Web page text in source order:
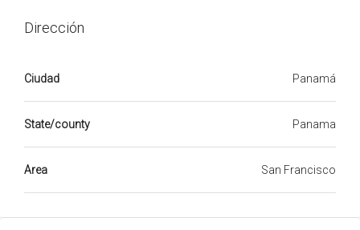
Dirección
Ciudad Panamá
State/county Panama
Area San Francisco